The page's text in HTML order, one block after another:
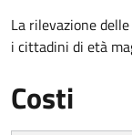
La rilevazione
i cittadini di età
Costi